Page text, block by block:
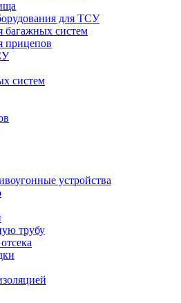
для ТСУ
систем
прицепов
систем
устройства
трубу